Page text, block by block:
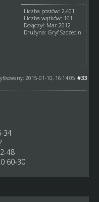
Liczba postów: 2,401
Liczba wątków: 161
Dołączył: Mar 2012
Drużyna: Gryf Szczecin
#33
2015-01-10, 16:14:05
34
48
60-30